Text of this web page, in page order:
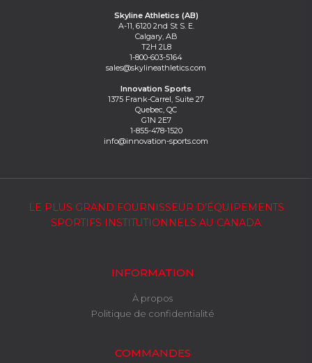
Skyline Athletics (AB)
A-11, 6120 2nd St S. E.
Calgary, AB
T2H 2L8
1-800-603-5164
sales@skylineathletics.com
Innovation Sports
1375 Frank-Carrel, Suite 27
Quebec, QC
G1N 2E7
1-855-478-1520
info@innovation-sports.com
LE PLUS GRAND FOURNISSEUR D’ÉQUIPEMENTS
SPORTIFS INSTITUTIONNELS AU CANADA
INFORMATION
À propos
Politique de confidentialité
COMMANDES